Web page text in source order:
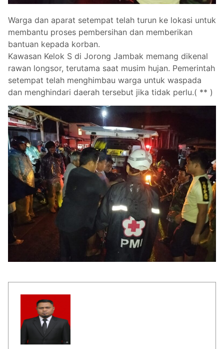
Warga dan aparat setempat telah turun ke lokasi untuk
membantu proses pembersihan dan memberikan
bantuan kepada korban.
Kawasan Kelok S di Jorong Jambak memang dikenal
rawan longsor, terutama saat musim hujan. Pemerintah
setempat telah menghimbau warga untuk waspada
dan menghindari daerah tersebut jika tidak perlu.( ** )